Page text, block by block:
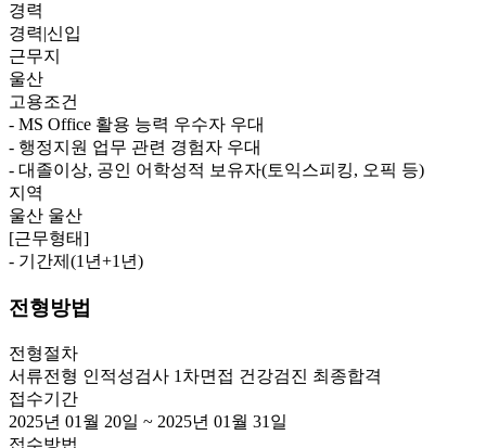
경력
경력|신입
근무지
울산
고용조건
- MS Office 활용 능력 우수자 우대
- 행정지원 업무 관련 경험자 우대
- 대졸이상, 공인 어학성적 보유자(토익스피킹, 오픽 등)
지역
울산 울산
[근무형태]
- 기간제(1년+1년)
전형방법
전형절차
서류전형 인적성검사 1차면접 건강검진 최종합격
접수기간
2025년 01월 20일 ~ 2025년 01월 31일
접수방법